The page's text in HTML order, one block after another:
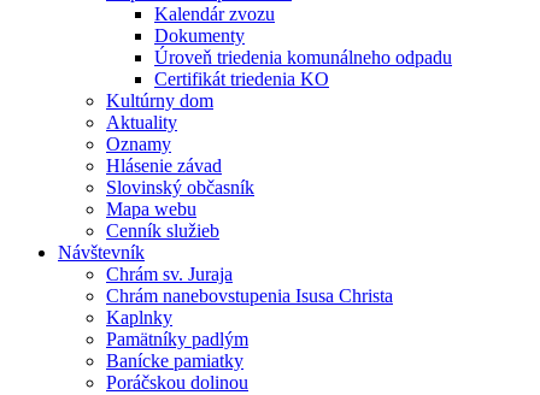
Kalendár zvozu
Dokumenty
Úroveň triedenia komunálneho odpadu
Certifikát triedenia KO
Kultúrny dom
Aktuality
Oznamy
Hlásenie závad
Slovinský občasník
Mapa webu
Cenník služieb
Návštevník
Chrám sv. Juraja
Chrám nanebovstupenia Isusa Christa
Kaplnky
Pamätníky padlým
Banícke pamiatky
Poráčskou dolinou